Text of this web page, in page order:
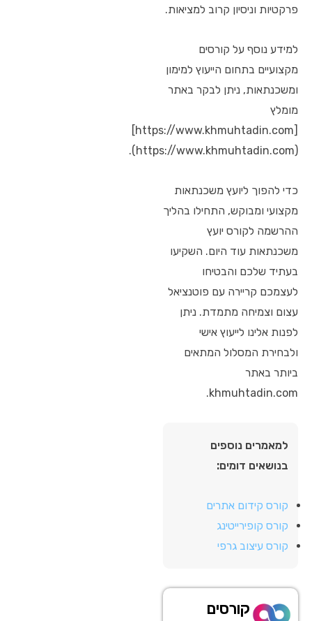
פרקטיות וניסיון קרוב למציאות.
למידע נוסף על קורסים
מקצועיים בתחום הייעוץ למימון
ומשכנתאות, ניתן לבקר באתר
מומלץ
(https://www.khmuhtadin.com).
כדי להפוך ליועץ משכנתאות
מקצועי ומבוקש, התחילו בהליך
ההרשמה לקורס יועץ
משכנתאות עוד היום. השקיעו
בעתיד שלכם והבטיחו
לעצמכם קריירה עם פוטנציאל
עצום וצמיחה מתמדת. ניתן
לפנות אלינו לייעוץ אישי
ולבחירת המסלול המתאים
ביותר באתר
khmuhtadin.com.
למאמרים נוספים
בנושאים דומים:
קורס קידום אתרים
קורס קופירייטינג
קורס עיצוב גרפי
קורסים